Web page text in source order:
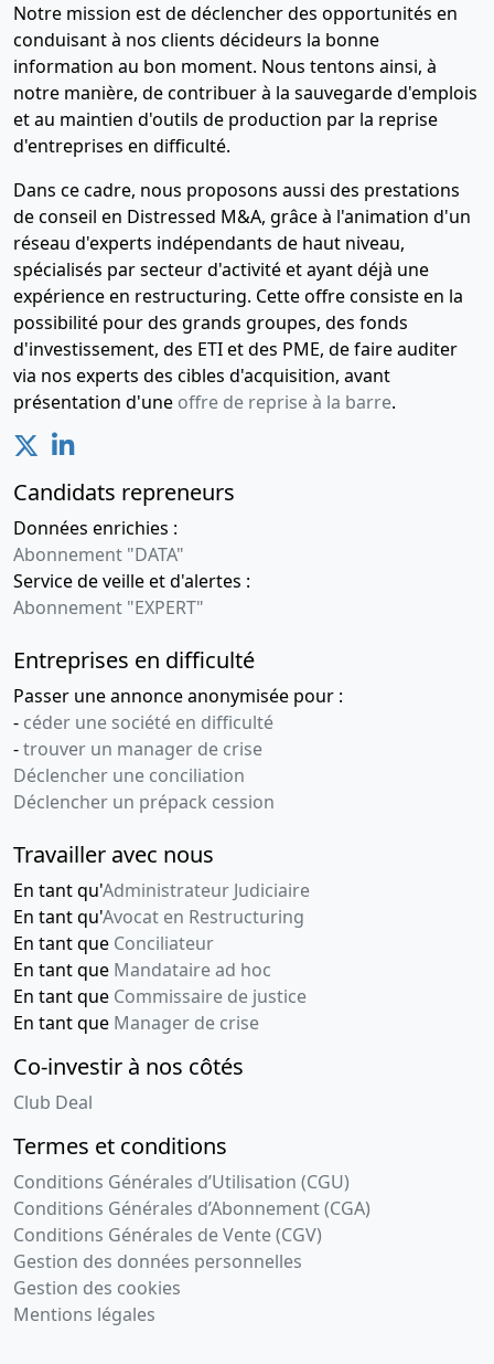
Notre mission est de déclencher des opportunités en
conduisant à nos clients décideurs la bonne
information au bon moment. Nous tentons ainsi, à
notre manière, de contribuer à la sauvegarde d'emplois
et au maintien d'outils de production par la reprise
d'entreprises en difficulté.
Dans ce cadre, nous proposons aussi des prestations
de conseil en Distressed M&A, grâce à l'animation d'un
réseau d'experts indépendants de haut niveau,
spécialisés par secteur d'activité et ayant déjà une
expérience en restructuring. Cette offre consiste en la
possibilité pour des grands groupes, des fonds
d'investissement, des ETI et des PME, de faire auditer
via nos experts des cibles d'acquisition, avant
présentation d'une offre de reprise à la barre.
Candidats repreneurs
Données enrichies :
Abonnement "DATA"
Service de veille et d'alertes :
Abonnement "EXPERT"
Entreprises en difficulté
Passer une annonce anonymisée pour :
- céder une société en difficulté
-trouver un manager de crise
Déclencher une conciliation
Déclencher un prépack cession
Travailler avec nous
En tant qu'Administrateur Judiciaire
En tant qu'Avocat en Restructuring
En tant que Conciliateur
En tant que Mandataire ad hoc
En tant que Commissaire de justice
En tant que Manager de crise
Co-investir à nos côtés
Club Deal
Termes et conditions
Conditions Générales d’Utilisation (CGU)
Conditions Générales d’Abonnement (CGA)
Conditions Générales de Vente (CGV)
Gestion des données personnelles
Gestion des cookies
Mentions légales